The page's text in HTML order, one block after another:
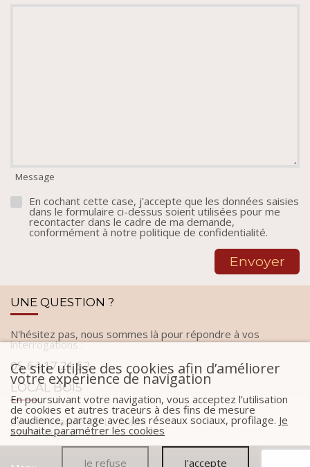
Message
En cochant cette case, j’accepte que les données saisies
dans le formulaire ci-dessus soient utilisées pour me
recontacter dans le cadre de ma demande,
conformément à notre politique de confidentialité.
UNE QUESTION ?
N'hésitez pas, nous sommes là pour répondre à vos
interrogations :
05.64.17.21.52
LOCAL BOIS
Zone Artisanale De La Jalade
87150 Cussac
Ce site utilise des cookies afin d’améliorer
votre expérience de navigation
En poursuivant votre navigation, vous acceptez l’utilisation
de cookies et autres traceurs à des fins de mesure
d’audience, partage avec les réseaux sociaux, profilage. Je
souhaite paramétrer les cookies
Je refuse J'accepte